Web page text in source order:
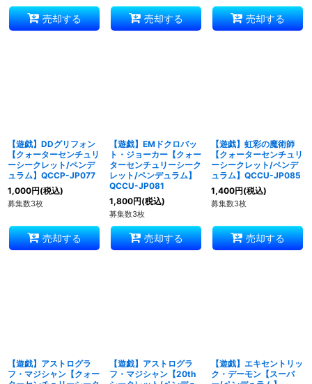
売却する 売却する 売却する
【遊戯】DDグリフォン
【クォーターセンチュリ
ーシークレット/ペンデ
ュラム】QCCP-JP077
1,000円(税込)
募集数3枚
売却する
【遊戯】EMドクロバッ
ト・ジョーカー【クォー
ターセンチュリーシーク
レット/ペンデュラム】
QCCU-JP081
1,800円(税込)
募集数3枚
売却する
【遊戯】虹彩の魔術師
【クォーターセンチュリ
ーシークレット/ペンデ
ュラム】QCCU-JP085
1,400円(税込)
募集数3枚
売却する
【遊戯】アストログラ
フ・マジシャン【クォー
【遊戯】アストログラ
フ・マジシャン【20th
【遊戯】エキセントリッ
ク・デーモン【スーパ